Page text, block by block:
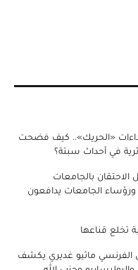
«الحريك».. كيف فضحت
في أحداث سبتة؟
بالجامعات
الجامعات يدافعون
تخلع قناعها
ماثيو غديري يكشف